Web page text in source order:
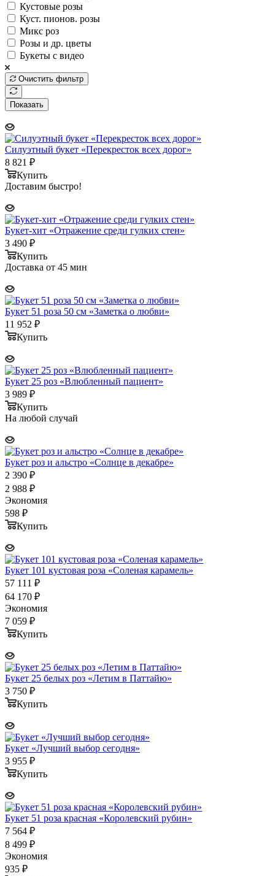
Кустовые розы
Куст. пионов. розы
Микс роз
Розы и др. цветы
Букеты с видео
Очистить фильтр
Показать
Силуэтный букет «Перекресток всех дорог»
8 821 ₽
Купить
Доставим быстро!
Букет-хит «Отражение среди гулких стен»
3 490 ₽
Купить
Доставка от 45 мин
Букет 51 роза 50 см «Заметка о любви»
11 952 ₽
Купить
Букет 25 роз «Влюбленный пациент»
3 989 ₽
Купить
На любой случай
Букет роз и альстро «Солнце в декабре»
2 390 ₽
2 988 ₽
Экономия
598 ₽
Купить
Букет 101 кустовая роза «Соленая карамель»
57 111 ₽
64 170 ₽
Экономия
7 059 ₽
Купить
Букет 25 белых роз «Летим в Паттайю»
3 750 ₽
Купить
Букет «Лучший выбор сегодня»
3 955 ₽
Купить
Букет 51 роза красная «Королевский рубин»
7 564 ₽
8 499 ₽
Экономия
935 ₽